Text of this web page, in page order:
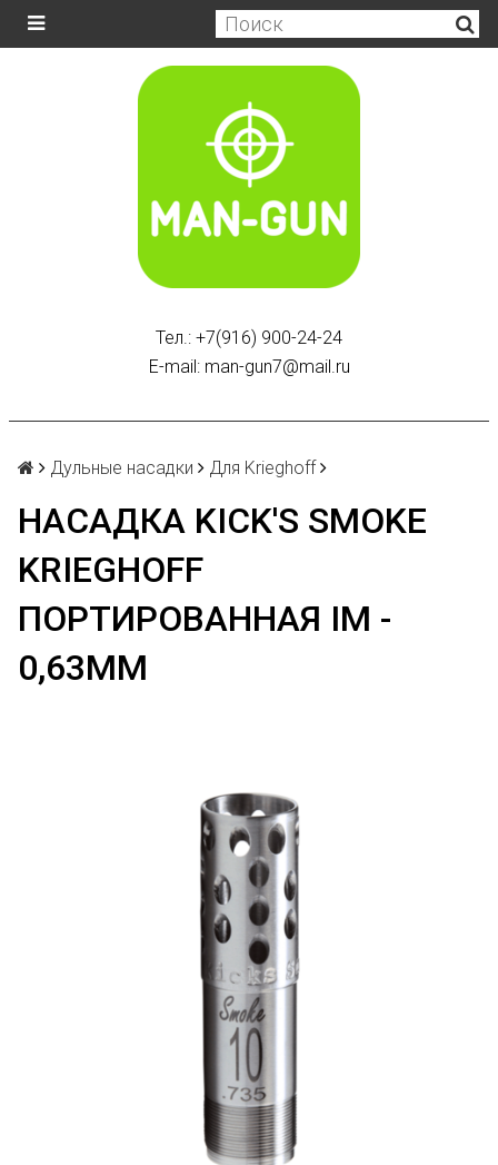
Тел.: +7(916) 900-24-24
E-mail: man-gun7@mail.ru
Дульные насадки Для Krieghoff
НАСАДКА KICK'S SMOKE
KRIEGHOFF
ПОРТИРОВАННАЯ IM -
0,63ММ